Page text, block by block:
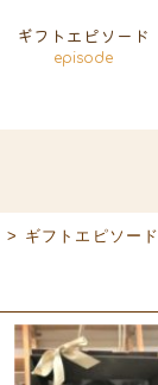
ギフトエピソード
episode
> ギフトエピソード